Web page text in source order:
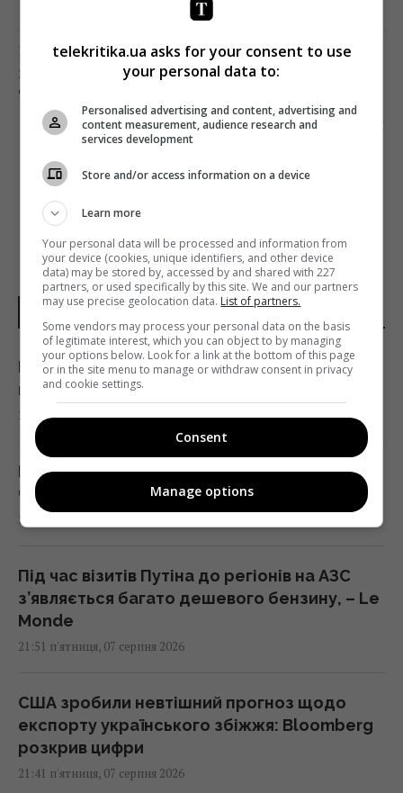
Попередня стаття
ЗЕЛЕНСЬКИЙ НЕ ПРОДАВАТИМЕ «КВАРТАЛ
95», ЯКЩО СТАНЕ ПРЕЗИДЕНТОМ
Наступна стаття
«СУСПІЛЬНЕ» ГОТУЄ ДОКУМЕНТАЛІТІ
НОВИНИ УКРАЇНИ І СВІТУ
Росія нарешті повертає свій ядерний
крейсер за $5 млрд, але є проблема
22:12 п'ятниця, 07 серпня 2026
Росія збирається остаточно анексувати
частину Грузії, - країни НАТО
22:01 п'ятниця, 07 серпня 2026
Під час візитів Путіна до регіонів на АЗС
з’являється багато дешевого бензину, – Le
Monde
21:51 п'ятниця, 07 серпня 2026
США зробили невтішний прогноз щодо
експорту українського збіжжя: Bloomberg
розкрив цифри
21:41 п'ятниця, 07 серпня 2026
telekritika.ua asks for your consent to use
your personal data to:
Personalised advertising and content, advertising and
content measurement, audience research and
services development
Store and/or access information on a device
Learn more
Your personal data will be processed and information from
your device (cookies, unique identifiers, and other device
data) may be stored by, accessed by and shared with 227
partners, or used specifically by this site. We and our partners
may use precise geolocation data. List of partners.
Some vendors may process your personal data on the basis
of legitimate interest, which you can object to by managing
your options below. Look for a link at the bottom of this page
or in the site menu to manage or withdraw consent in privacy
and cookie settings.
Consent
Manage options